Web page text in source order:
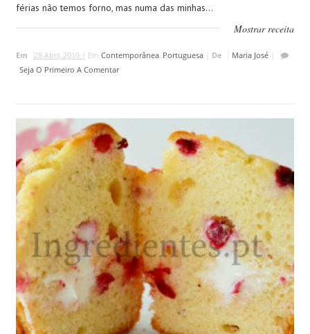
férias não temos forno, mas numa das minhas...
Mostrar receita
Em 28 Abril, 2019 | Em Contemporânea, Portuguesa| De Maria José|
Seja O Primeiro A Comentar